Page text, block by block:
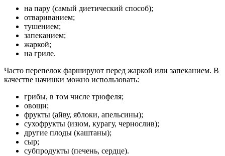
на пару (самый диетический способ);
отвариванием;
тушением;
запеканием;
жаркой;
на гриле.
Часто перепелок фаршируют перед жаркой или запеканием. В
качестве начинки можно использовать:
грибы, в том числе трюфеля;
овощи;
фрукты (айву, яблоки, апельсины);
сухофрукты (изюм, курагу, чернослив);
другие плоды (каштаны);
сыр;
субпродукты (печень, сердце).